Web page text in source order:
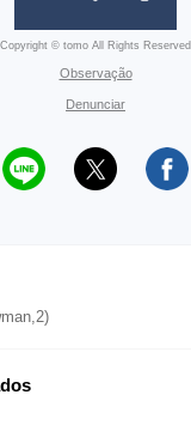
Copyright © tomo All Rights Reserved
Observação
Denunciar